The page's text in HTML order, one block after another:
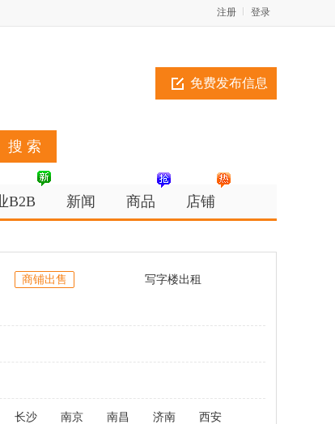
登录
注册
免费发布信息
B2B 新闻 商品 店铺
商铺出售 写字楼出租
长沙 南京 南昌 济南 西安